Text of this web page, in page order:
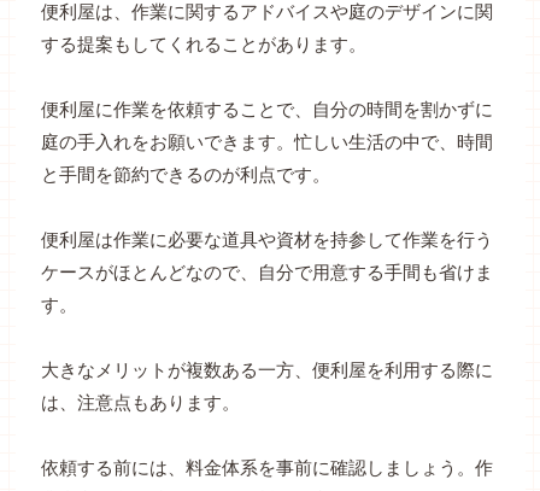
便利屋は、作業に関するアドバイスや庭のデザインに関
する提案もしてくれることがあります。
便利屋に作業を依頼することで、自分の時間を割かずに
庭の手入れをお願いできます。忙しい生活の中で、時間
と手間を節約できるのが利点です。
便利屋は作業に必要な道具や資材を持参して作業を行う
ケースがほとんどなので、自分で用意する手間も省けま
す。
大きなメリットが複数ある一方、便利屋を利用する際に
は、注意点もあります。
依頼する前には、料金体系を事前に確認しましょう。作